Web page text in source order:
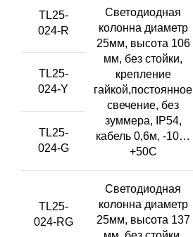
TL25-
024-R
Светодиодная
колонна диаметр
25мм, высота 106
мм, без стойки,
крепление
гайкой,постоянное
свечение, без
зуммера, IP54,
кабель 0,6м, -10…
+50С
TL25-
024-Y
TL25-
024-G
TL25-
024-RG
Светодиодная
колонна диаметр
25мм, высота 137